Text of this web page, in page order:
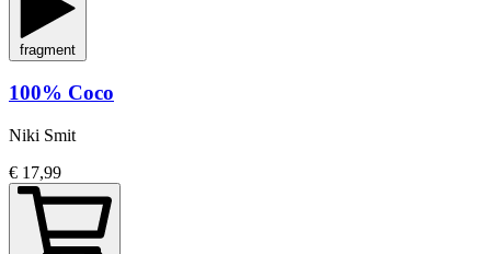
fragment
100% Coco
Niki Smit
€ 17,99